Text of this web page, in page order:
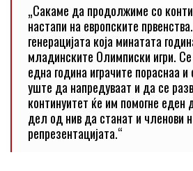
„Сакаме да продолжиме со
настапи на европските
генерацијата која минатата
младинските Олимписки игри.
една година играчите пораснаа и
уште да напредуваат и да се
континуитет ќе им помогне еден
дел од нив да станат и членови
репрезентацијата.“